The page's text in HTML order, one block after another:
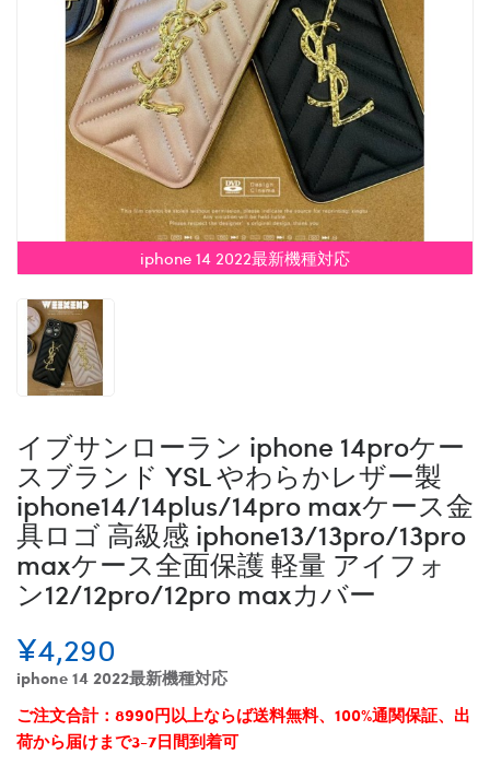
iphone 14 2022最新機種対応
イブサンローラン iphone 14proケー
スブランド YSL やわらかレザー製
iphone14/14plus/14pro maxケース金
具ロゴ 高級感 iphone13/13pro/13pro
maxケース全面保護 軽量 アイフォ
ン12/12pro/12pro maxカバー
¥4,290
iphone 14 2022最新機種対応
ご注文合計：8990円以上ならば送料無料、100%通関保証、出
荷から届けまで3-7日間到着可